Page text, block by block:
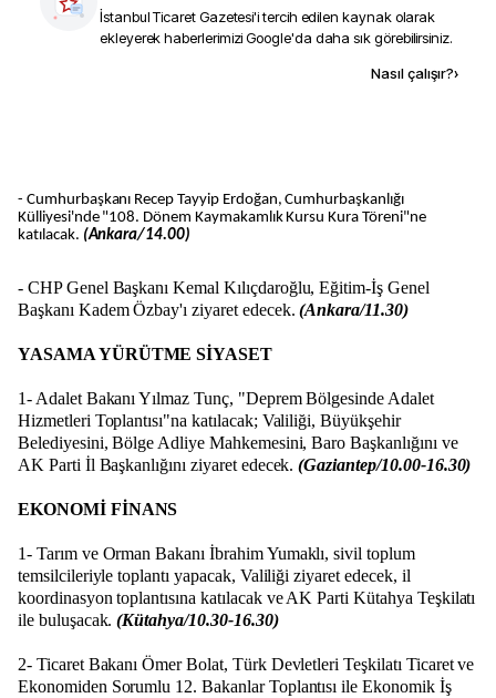
İstanbul Ticaret Gazetesi'i tercih edilen kaynak olarak
ekleyerek haberlerimizi Google'da daha sık görebilirsiniz.
Nasıl çalışır?›
- Cumhurbaşkanı Recep Tayyip Erdoğan, Cumhurbaşkanlığı
Külliyesi'nde "108. Dönem Kaymakamlık Kursu Kura Töreni"ne
katılacak. (Ankara/14.00)
- CHP Genel Başkanı Kemal Kılıçdaroğlu, Eğitim-İş Genel
Başkanı Kadem Özbay'ı ziyaret edecek.(Ankara/11.30)
YASAMA YÜRÜTME SİYASET
1- Adalet Bakanı Yılmaz Tunç, "Deprem Bölgesinde Adalet
Hizmetleri Toplantısı"na katılacak; Valiliği, Büyükşehir
Belediyesini, Bölge Adliye Mahkemesini, Baro Başkanlığını ve
AK Parti İl Başkanlığını ziyaret edecek.(Gaziantep/10.00-16.30)
EKONOMİ FİNANS
1- Tarım ve Orman Bakanı İbrahim Yumaklı, sivil toplum
temsilcileriyle toplantı yapacak, Valiliği ziyaret edecek, il
koordinasyon toplantısına katılacak ve AK Parti Kütahya Teşkilatı
ile buluşacak.(Kütahya/10.30-16.30)
2- Ticaret Bakanı Ömer Bolat, Türk Devletleri Teşkilatı Ticaret ve
Ekonomiden Sorumlu 12. Bakanlar Toplantısı ile Ekonomik İş